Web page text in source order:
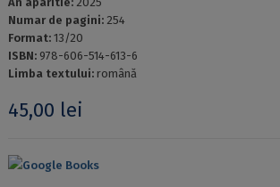
Numar de pagini: 254
Format: 13/20
ISBN: 978-606-514-613-6
Limba textului: română
45,00 lei
Google Books